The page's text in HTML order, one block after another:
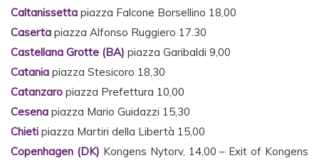
Caltanissetta piazza Falcone Borsellino 18,00
Caserta piazza Alfonso Ruggiero 17.30
Castellana Grotte (BA) piazza Garibaldi 9,00
Catania piazza Stesicoro 18,30
Catanzaro piazza Prefettura 10,00
Cesena piazza Mario Guidazzi 15,30
Chieti piazza Martiri della Libertà 15,00
Copenhagen (DK) Kongens Nytorv, 14,00 – Exit of Kongens